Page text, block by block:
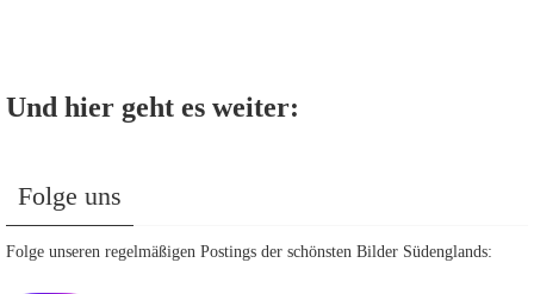
Und hier geht es weiter:
Folge uns
Folge unseren regelmäßigen Postings der schönsten Bilder Südenglands: